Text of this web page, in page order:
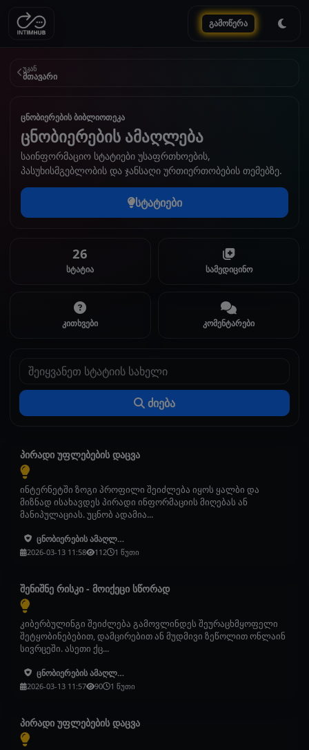
გამოწერა
უკან
მთავარი
ცნობიერების ბიბლიოთეკა
ცნობიერების ამაღლება
საინფორმაციო სტატიები უსაფრთხოების,
პასუხისმგებლობის და ჯანსაღი ურთიერთობების თემებზე.
სტატიები
26
სტატია სამედიცინო
კითხვები კომენტარები
ძიება
ძიება
პირადი უფლებების დაცვა
ინტერნეტში ზოგი პროფილი შეიძლება იყოს ყალბი და
მიზნად ისახავდეს პირადი ინფორმაციის მიღებას ან
მანიპულაციას. უცნობ ადამია...
ცნობიერების ამაღლება
2026-03-13 11:58 112 1 წუთი
შენიშნე რისკი - მოიქეცი სწორად
კიბერბულინგი შეიძლება გამოვლინდეს შეურაცხმყოფელი
შეტყობინებებით, დამცირებით ან მუდმივი ზეწოლით ონლაინ
სივრცეში. ასეთი ქც...
ცნობიერების ამაღლება
2026-03-13 11:57 90 1 წუთი
პირადი უფლებების დაცვა